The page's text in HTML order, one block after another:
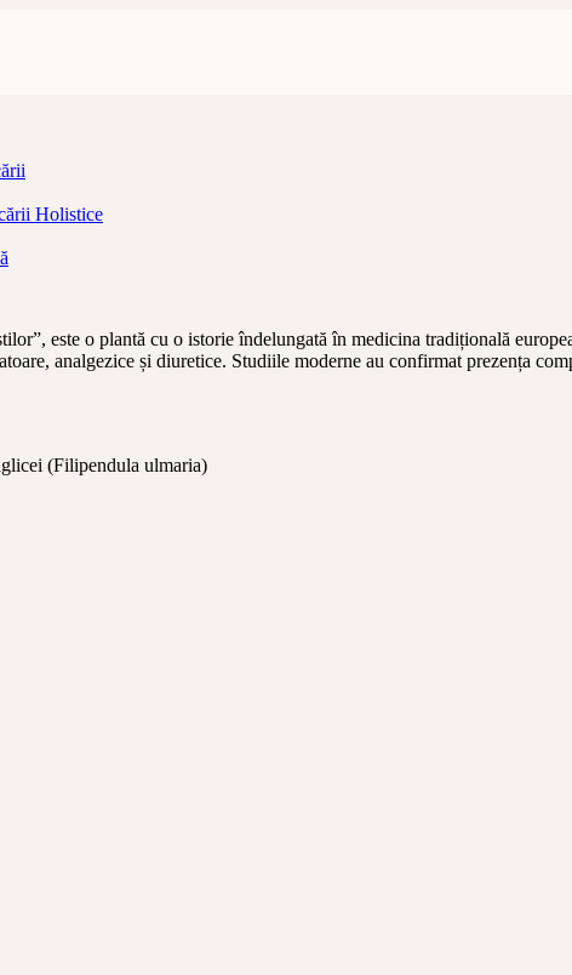
Holistice
este o plantă cu o istorie îndelungată în medicina tradițională
analgezice și diuretice. Studiile moderne au confirmat prezența
(Filipendula ulmaria)